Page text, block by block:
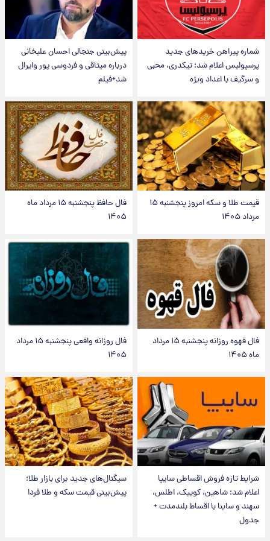
شماره پیراهن خریدهای جدید
پرسپولیس اعلام شد؛ تیکدری، محبی
و سرگیف با اعداد ویژه
پیش‌بینی جنجالی احسان علیخانی
درباره میثاقی و فردوسی پور وایرال
شد+فیلم
قیمت طلا و سکه امروز پنجشنبه ۱۵
مرداد ۱۴۰۵
فال حافظ پنجشنبه ۱۵ مرداد ماه
۱۴۰۵
فال قهوه روزانه پنجشنبه ۱۵ مرداد
ماه ۱۴۰۵
فال روزانه واقعی پنجشنبه ۱۵ مرداد
۱۴۰۵
شرایط تازه فروش اقساطی سایپا
اعلام شد؛ شاهین، کوییک، اطلس،
سهند و ساینا با اقساط بلندمدت +
جدول
سیگنال‌های جدید برای بازار طلا؛
پیش‌بینی قیمت سکه و طلا فردا